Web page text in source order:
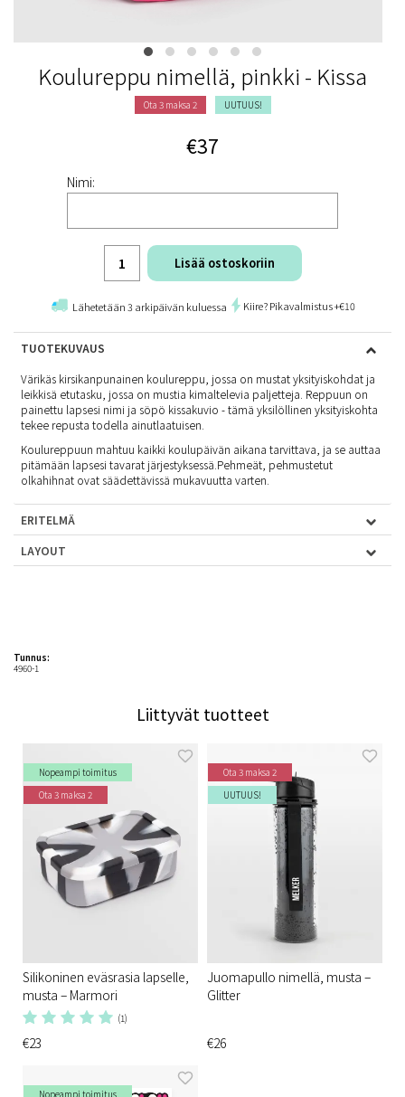
Koulureppu nimellä, pinkki - Kissa
Ota 3 maksa 2 UUTUUS!
€37
Nimi:
Lisää ostoskoriin
Lähetetään 3 arkipäivän kuluessa Kiire? Pikavalmistus +€10
TUOTEKUVAUS
Värikäs kirsikanpunainen koulureppu, jossa on mustat yksityiskohdat ja
leikkisä etutasku, jossa on mustia kimaltelevia paljetteja. Reppuun on
painettu lapsesi nimi ja söpö kissakuvio - tämä yksilöllinen yksityiskohta
tekee repusta todella ainutlaatuisen.
Koulureppuun mahtuu kaikki koulupäivän aikana tarvittava, ja se auttaa
pitämään lapsesi tavarat järjestyksessä.Pehmeät, pehmustetut
olkahihnat ovat säädettävissä mukavuutta varten.
ERITELMÄ
LAYOUT
Tunnus:
4960-1
Liittyvät tuotteet
Nopeampi toimitus
Ota 3 maksa 2
Silikoninen eväsrasia lapselle,
musta – Marmori
(1)
€23
Ota 3 maksa 2
UUTUUS!
Juomapullo nimellä, musta –
Glitter
€26
Nopeampi toimitus